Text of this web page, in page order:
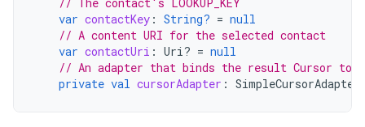
var contactKey : String? = null
// A content URI for the selected contact
var contactUri : Uri? = null
// An adapter that binds the result Cursor to
private val cursorAdapter :